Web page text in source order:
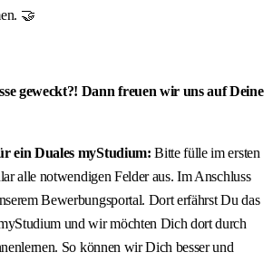
🤝
geweckt?! Dann freuen wir uns auf Deine
ein Duales myStudium: Bitte fülle im ersten
alle notwendigen Felder aus. Im Anschluss
Bewerbungsportal. Dort erfährst Du das
und wir möchten Dich dort durch
So können wir Dich besser und